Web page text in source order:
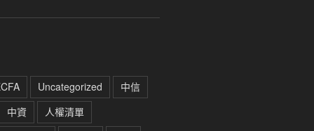
Uncategorized
中信
中資
人權清單